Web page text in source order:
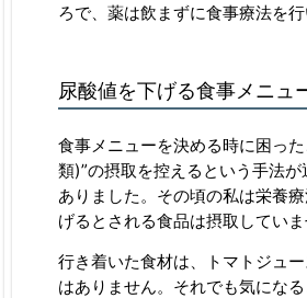
ろで、薬は飲まずに食事療法を
尿酸値を下げる食事メニュ
食事メニューを決める時に困っ
類)”の摂取を控えるという手法
ありました。その頃の私は栄養
げるとされる食品は摂取してい
行き着いた食材は、トマトジュ
はありません。それでも気にな